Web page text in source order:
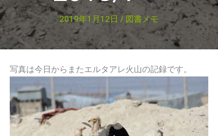
2019年1月12日 / 図書メモ
写真は今日からまたエルタアレ火山の記録です。